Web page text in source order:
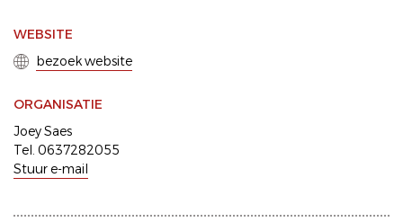
WEBSITE
bezoek website
ORGANISATIE
Joey Saes
Tel. 0637282055
Stuur e-mail